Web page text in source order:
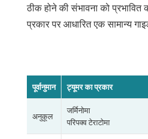
ठीक होने की संभावना को
प्रकार पर आधारित एक सामान्य
पूर्वानुमान ट्यूमर का प्रकार
अनुकूल
जर्मिनोमा
परिपक्व टेराटोमा